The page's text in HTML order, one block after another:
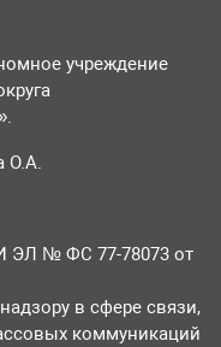
учреждение
О.А.
ЭЛ № ФС 77-78073 от
в сфере связи,
коммуникаций